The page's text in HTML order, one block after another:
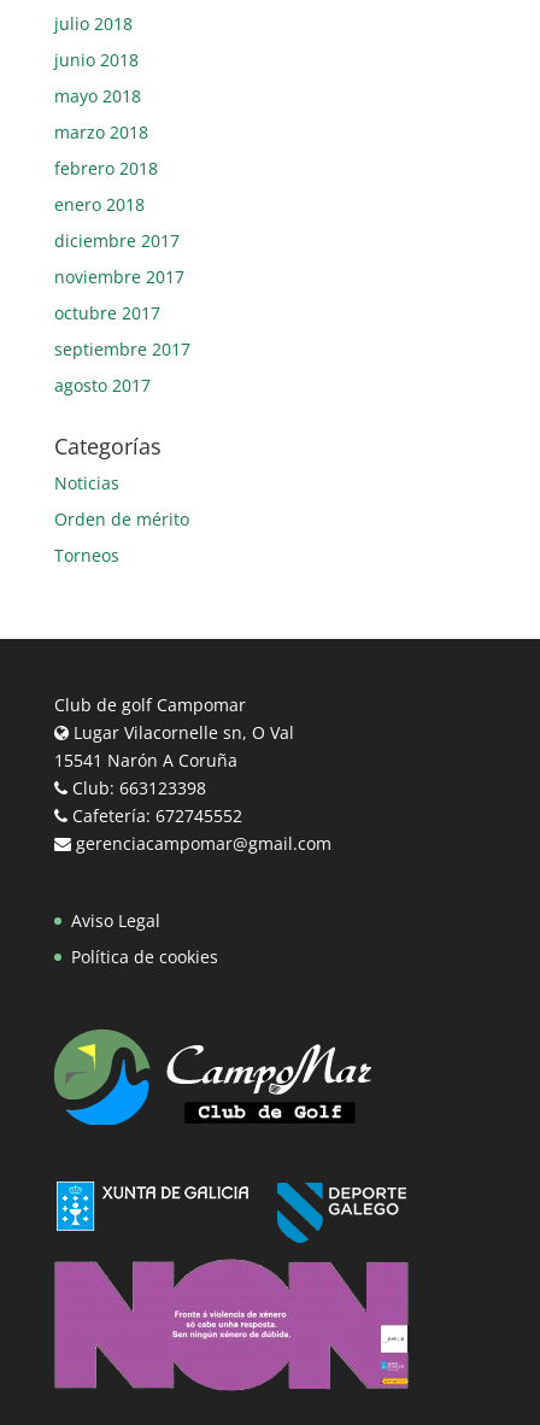
julio 2018
junio 2018
mayo 2018
marzo 2018
febrero 2018
enero 2018
diciembre 2017
noviembre 2017
octubre 2017
septiembre 2017
agosto 2017
Categorías
Noticias
Orden de mérito
Torneos
Club de golf Campomar
Lugar Vilacornelle sn, O Val
15541 Narón A Coruña
Club: 663123398
Cafetería: 672745552
gerenciacampomar@gmail.com
Aviso Legal
Política de cookies